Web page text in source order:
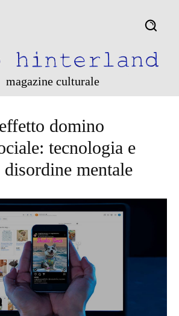
magazine culturale
domino
tecnologia e
mentale